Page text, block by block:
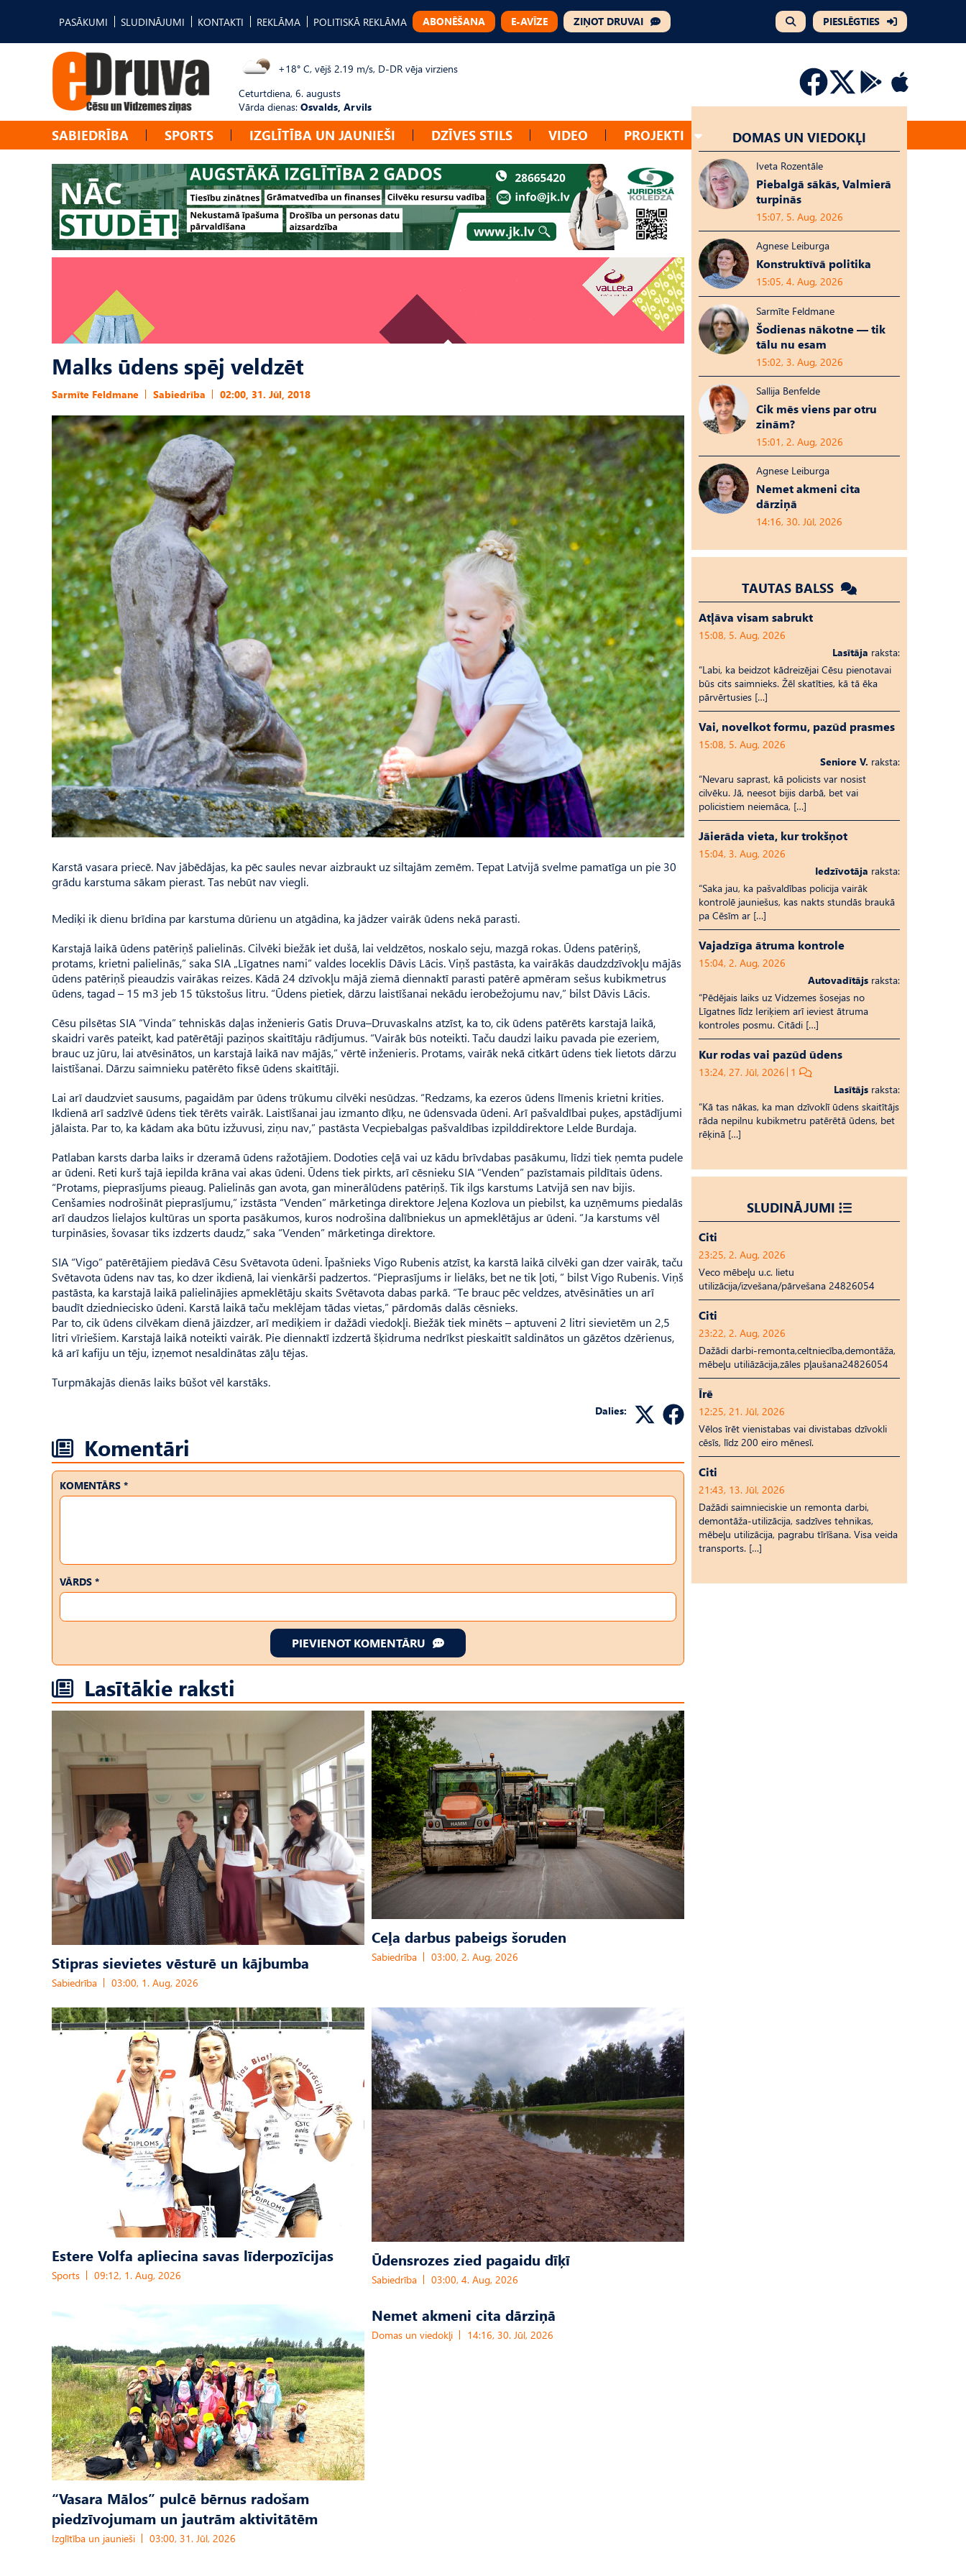
PASĀKUMI SLUDINĀJUMI KONTAKTI REKLĀMA POLITISKĀ REKLĀMA ABONĒŠANA E-AVĪZE ZIŅOT DRUVAI PIESLĒGTIES
+18° C, vējš 2.19 m/s, D-DR vēja virziens
Ceturtdiena, 6. augusts
Vārda dienas: Osvalds, Arvils
SABIEDRĪBA SPORTS IZGLĪTĪBA UN JAUNIEŠI DZĪVES STILS VIDEO PROJEKTI
Malks ūdens spēj veldzēt
Sarmīte Feldmane Sabiedrība 02:00, 31. Jūl, 2018
Karstā vasara priecē. Nav jābēdājas, ka pēc saules nevar aizbraukt uz siltajām zemēm. Tepat Latvijā svelme pamatīga un pie 30
grādu karstuma sākam pierast. Tas nebūt nav viegli.
Mediķi ik dienu brīdina par karstuma dūrienu un atgādina, ka jādzer vairāk ūdens nekā parasti.
Karstajā laikā ūdens patēriņš palielinās. Cilvēki biežāk iet dušā, lai veldzētos, noskalo seju, mazgā rokas. Ūdens patēriņš,
protams, krietni palielinās,” saka SIA „Līgatnes nami” valdes loceklis Dāvis Lācis. Viņš pastāsta, ka vairākās daudzdzīvokļu mājās
ūdens patēriņš pieaudzis vairākas reizes. Kādā 24 dzīvokļu mājā ziemā diennaktī parasti patērē apmēram sešus kubikmetrus
ūdens, tagad – 15 m3 jeb 15 tūkstošus litru. “Ūdens pietiek, dārzu laistīšanai nekādu ierobežojumu nav,” bilst Dāvis Lācis.
Cēsu pilsētas SIA “Vinda” tehniskās daļas inženieris Gatis Druva–Druvaskalns atzīst, ka to, cik ūdens patērēts karstajā laikā,
skaidri varēs pateikt, kad patērētāji paziņos skaitītāju rādījumus. “Vairāk būs noteikti. Taču daudzi laiku pavada pie ezeriem,
brauc uz jūru, lai atvēsinātos, un karstajā laikā nav mājās,” vērtē inženieris. Protams, vairāk nekā citkārt ūdens tiek lietots dārzu
laistīšanai. Dārzu saimnieku patērēto fiksē ūdens skaitītāji.
Lai arī daudzviet sausums, pagaidām par ūdens trūkumu cilvēki nesūdzas. “Redzams, ka ezeros ūdens līmenis krietni krities.
Ikdienā arī sadzīvē ūdens tiek tērēts vairāk. Laistīšanai jau izmanto dīķu, ne ūdensvada ūdeni. Arī pašvaldībai puķes, apstādījumi
jālaista. Par to, ka kādam aka būtu izžuvusi, ziņu nav,” pastāsta Vecpiebalgas pašvaldības izpild­direktore Lelde Burdaja.
Patlaban karsts darba laiks ir dzeramā ūdens ražotājiem. Do­doties ceļā vai uz kādu brīvdabas pasākumu, līdzi tiek ņemta pudele
ar ūdeni. Reti kurš tajā iepilda krāna vai akas ūdeni. Ūdens tiek pirkts, arī cēsnieku SIA “Venden” pazīstamais pildītais ūdens.
“Pro­tams, pieprasījums pieaug. Pa­lielinās gan avota, gan minerālūdens patēriņš. Tik ilgs karstums Latvijā sen nav bijis.
Cenšamies nodrošināt pieprasījumu,” izstāsta “Venden” mārketinga direktore Jeļena Kozlova un piebilst, ka uzņēmums piedalās
arī daudzos lielajos kultūras un sporta pasākumos, kuros nodrošina dalībniekus un apmeklētājus ar ūdeni. “Ja karstums vēl
turpināsies, šovasar tiks izdzerts daudz,” saka “Venden” mārketinga direktore.
SIA “Vigo” patērētājiem piedāvā Cēsu Svētavota ūdeni. Īpaš­nieks Vigo Rubenis atzīst, ka karstā laikā cilvēki gan dzer vairāk, taču
Svētavota ūdens nav tas, ko dzer ikdienā, lai vienkārši padzertos. “Pieprasījums ir lielāks, bet ne tik ļoti, ” bilst Vigo Ru­benis. Viņš
pastāsta, ka karstajā laikā palielinājies apmeklētāju skaits Svētavota dabas parkā. “Te brauc pēc veldzes, atvēsināties un arī
baudīt dziedniecisko ūdeni. Karstā laikā taču meklējam tādas vietas,” pārdomās dalās cēsnieks.
Par to, cik ūdens cilvēkam dienā jāizdzer, arī mediķiem ir dažādi viedokļi. Biežāk tiek minēts – aptuveni 2 litri sievietēm un 2,5
litri vīriešiem. Karstajā laikā noteikti vairāk. Pie diennaktī izdzertā šķidruma nedrīkst pieskaitīt saldinātos un gāzētos dzērienus,
kā arī kafiju un tēju, izņemot nesaldinātas zāļu tējas.
Turpmākajās dienās laiks būšot vēl karstāks.
Dalies:
Komentāri
KOMENTĀRS *
VĀRDS *
PIEVIENOT KOMENTĀRU
Lasītākie raksti
Stipras sievietes vēsturē un kājbumba
Sabiedrība 03:00, 1. Aug, 2026
Ceļa darbus pabeigs šoruden
Sabiedrība 03:00, 2. Aug, 2026
Estere Volfa apliecina savas līderpozīcijas
Sports 09:12, 1. Aug, 2026
Ūdensrozes zied pagaidu dīķī
Sabiedrība 03:00, 4. Aug, 2026
“Vasara Mālos” pulcē bērnus radošam
piedzīvojumam un jautrām aktivitātēm
Izglītība un jaunieši 03:00, 31. Jūl, 2026
Nemet akmeni cita dārziņā
Domas un viedokļi 14:16, 30. Jūl, 2026
DOMAS UN VIEDOKĻI
Iveta Rozentāle
Piebalgā sākās, Valmierā
turpinās
15:07, 5. Aug, 2026
Agnese Leiburga
Konstruktīvā politika
15:05, 4. Aug, 2026
Sarmīte Feldmane
Šodienas nākotne — tik
tālu nu esam
15:02, 3. Aug, 2026
Sallija Benfelde
Cik mēs viens par otru
zinām?
15:01, 2. Aug, 2026
Agnese Leiburga
Nemet akmeni cita
dārziņā
14:16, 30. Jūl, 2026
TAUTAS BALSS
Atļāva visam sabrukt
15:08, 5. Aug, 2026
Lasītāja raksta:
“Labi, ka beidzot kādreizējai Cēsu pienotavai
būs cits saimnieks. Žēl skatīties, kā tā ēka
pārvērtusies […]
Vai, novelkot formu, pazūd prasmes
15:08, 5. Aug, 2026
Seniore V. raksta:
“Nevaru saprast, kā policists var nosist
cilvēku. Jā, neesot bijis darbā, bet vai
policistiem neiemāca, […]
Jāierāda vieta, kur trokšņot
15:04, 3. Aug, 2026
Iedzīvotāja raksta:
“Saka jau, ka pašvaldības policija vairāk
kontrolē jauniešus, kas nakts stundās braukā
pa Cēsīm ar […]
Vajadzīga ātruma kontrole
15:04, 2. Aug, 2026
Autovadītājs raksta:
“Pēdējais laiks uz Vid­ze­mes šosejas no
Līgatnes līdz Ieriķiem arī ieviest ātruma
kontroles posmu. Citādi […]
Kur rodas vai pazūd ūdens
13:24, 27. Jūl, 2026 1
Lasītājs raksta:
“Kā tas nākas, ka man dzīvoklī ūdens skaitītājs
rāda nepilnu kubikmetru patērētā ūdens, bet
rēķinā […]
SLUDINĀJUMI
Citi
23:25, 2. Aug, 2026
Veco mēbeļu u.c. lietu
utilizācija/izvešana/pārvešana 24826054
Citi
23:22, 2. Aug, 2026
Dažādi darbi-remonta,celtniecība,demontāža,
mēbeļu utiliāzācija,zāles pļaušana24826054
Īrē
12:25, 21. Jūl, 2026
Vēlos īrēt vienistabas vai divistabas dzīvokli
cēsīs, līdz 200 eiro mēnesī.
Citi
21:43, 13. Jūl, 2026
Dažādi saimnieciskie un remonta darbi,
demontāža-utilizācija, sadzīves tehnikas,
mēbeļu utilizācija, pagrabu tīrīšana. Visa veida
transports. […]